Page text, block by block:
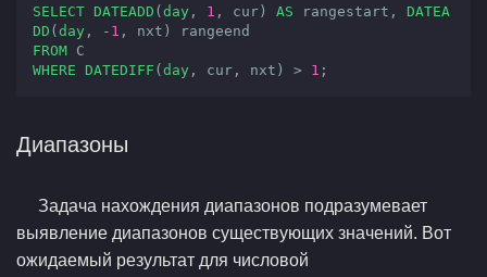
SELECT DATEADD ( day , 1 , cur) AS rangestart, DATEA
DD ( day , - 1
FROM
WHERE
DATEDIFF ( day , cur, nxt) > 1 ;
Диапазоны
Задача нахождения диапазонов подразумевает
выявление диапазонов существующих значений. Вот
ожидаемый результат для числовой